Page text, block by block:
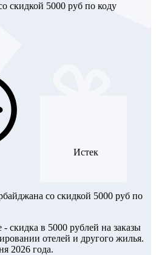
скидкой 5000 руб по коду
Истек
со скидкой 5000 руб по
скидка в 5000 рублей на заказы
отелей и другого жилья.
2026 года.